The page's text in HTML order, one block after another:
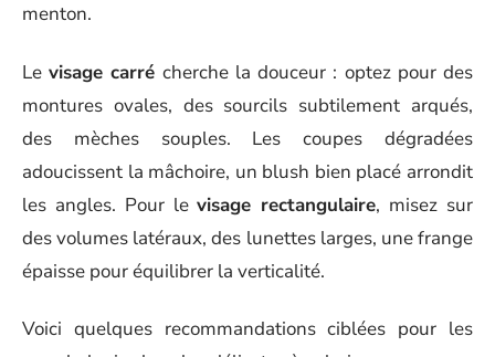
menton.
Levisage carré cherche la douceur : optez pour des
montures ovales, des sourcils subtilement arqués,
des mèches souples. Les coupes dégradées
adoucissent la mâchoire, un blush bien placé arrondit
les angles. Pour levisage rectangulaire, misez sur
des volumes latéraux, des lunettes larges, une frange
épaisse pour équilibrer la verticalité.
Voici quelques recommandations ciblées pour les